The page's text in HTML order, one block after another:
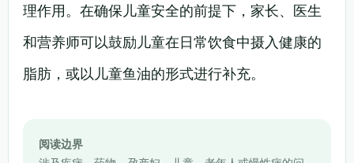
理作用。在确保儿童安全的前提下，家长、医生
和营养师可以鼓励儿童在日常饮食中摄入健康的
脂肪，或以儿童鱼油的形式进行补充。
阅读边界